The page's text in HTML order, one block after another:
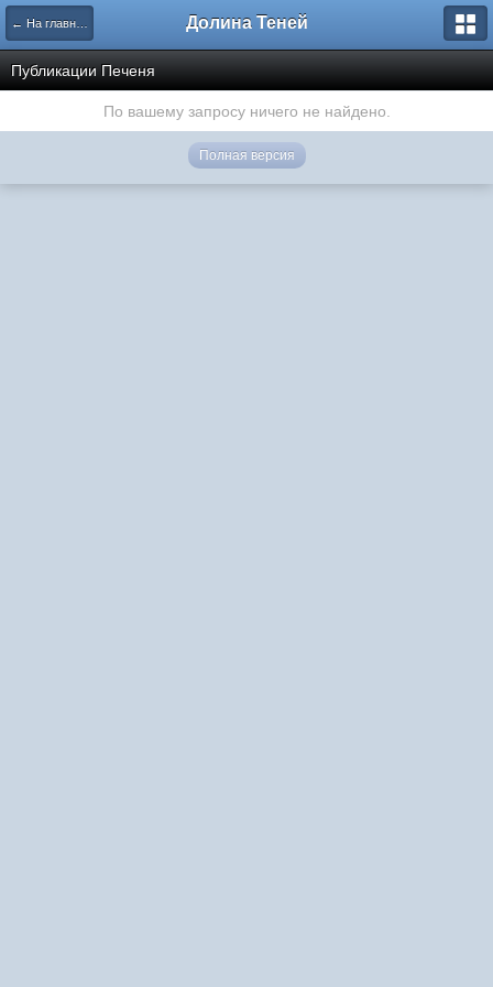
← На главную Долина Теней
Публикации Печеня
По вашему запросу ничего не найдено.
Полная версия